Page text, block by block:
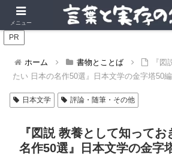
言葉の風景に、実存の深み
PR
ホーム 書物とことば
『
たい 日本の名作50選』日本文学の金字塔50編
日本文学 評論・随筆・その他
『図説 教養として知って
名作50選』日本文学の金字
メニュー